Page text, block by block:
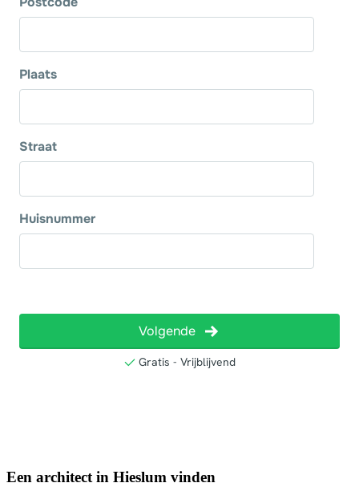
Een architect in Hieslum vinden